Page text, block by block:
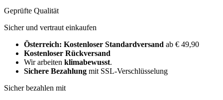
Geprüfte Qualität
Sicher und vertraut einkaufen
Österreich: Kostenloser Standardversand ab € 49,90
Kostenloser Rückversand
Wir arbeiten klimabewusst.
Sichere Bezahlung mit SSL-Verschlüsselung
Sicher bezahlen mit